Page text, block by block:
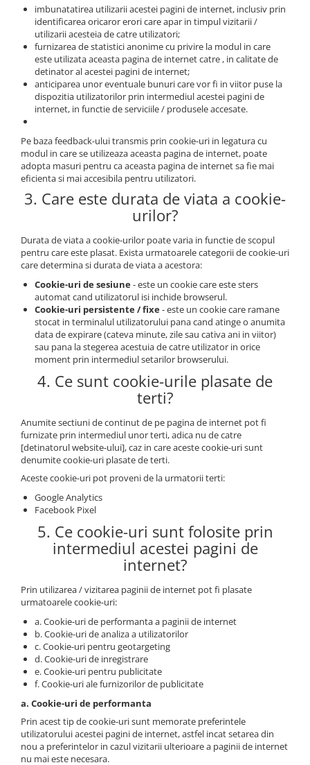
Gratare carbune
Gratare gaz
Afumatoare
Accesorii
Afumare
Aprindere
Ustensile
Huse
Plite, grile si tavi
UNELTE GRADINA
Cazmale
Furci
Scule de mana mari
Greble
Sapaligi
Scule de mana mici
Plantatoare
Foarfece
Universale
Ramuri groase
Gard viu
Gazon si iarba
Accesorii foarfece
Topoare si fierastraie
Fierastraie
Cosoare
Accesorii topoare si fierastraie
Iarba si gazon
Masini de tuns iarba
Accesorii si piese unelte gradina
Protectie
Piese schimb unelte gradina
imbunatatirea utilizarii acestei pagini de internet, inclusiv prin
identificarea oricaror erori care apar in timpul vizitarii /
utilizarii acesteia de catre utilizatori;
furnizarea de statistici anonime cu privire la modul in care
este utilizata aceasta pagina de internet catre , in calitate de
detinator al acestei pagini de internet;
anticiparea unor eventuale bunuri care vor fi in viitor puse la
dispozitia utilizatorilor prin intermediul acestei pagini de
internet, in functie de serviciile / produsele accesate.
Pe baza feedback-ului transmis prin cookie-uri in legatura cu
modul in care se utilizeaza aceasta pagina de internet, poate
adopta masuri pentru ca aceasta pagina de internet sa fie mai
eficienta si mai accesibila pentru utilizatori.
3. Care este durata de viata a cookie-
urilor?
Durata de viata a cookie-urilor poate varia in functie de scopul
pentru care este plasat. Exista urmatoarele categorii de cookie-uri
care determina si durata de viata a acestora:
Cookie-uri de sesiune- este un cookie care este sters
automat cand utilizatorul isi inchide browserul.
Cookie-uri persistente / fixe- este un cookie care ramane
stocat in terminalul utilizatorului pana cand atinge o anumita
data de expirare (cateva minute, zile sau cativa ani in viitor)
sau pana la stegerea acestuia de catre utilizator in orice
moment prin intermediul setarilor browserului.
4. Ce sunt cookie-urile plasate de
terti?
Anumite sectiuni de continut de pe pagina de internet pot fi
furnizate prin intermediul unor terti, adica nu de catre
[detinatorul website-ului], caz in care aceste cookie-uri sunt
denumite cookie-uri plasate de terti.
Aceste cookie-uri pot proveni de la urmatorii terti:
Google Analytics
Facebook Pixel
5. Ce cookie-uri sunt folosite prin
intermediul acestei pagini de
internet?
Prin utilizarea / vizitarea paginii de internet pot fi plasate
urmatoarele cookie-uri:
a. Cookie-uri de performanta a paginii de internet
b. Cookie-uri de analiza a utilizatorilor
c. Cookie-uri pentru geotargeting
d. Cookie-uri de inregistrare
e. Cookie-uri pentru publicitate
f. Cookie-uri ale furnizorilor de publicitate
a. Cookie-uri de performanta
Prin acest tip de cookie-uri sunt memorate preferintele
utilizatorului acestei pagini de internet, astfel incat setarea din
nou a preferintelor in cazul vizitarii ulterioare a paginii de internet
nu mai este necesara.